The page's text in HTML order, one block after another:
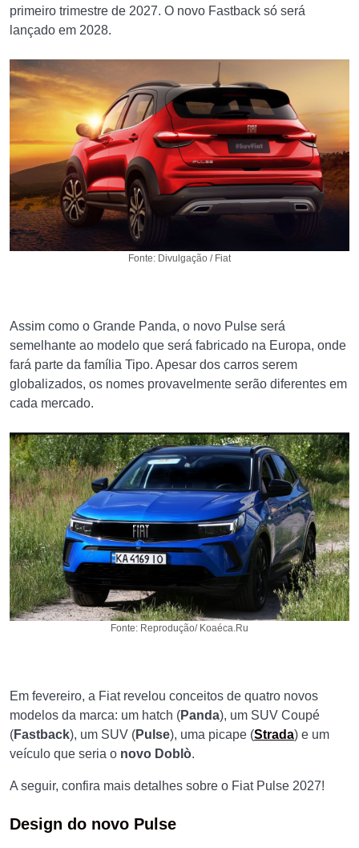
primeiro trimestre de 2027. O novo Fastback só será
lançado em 2028.
Fonte: Divulgação / Fiat
Assim como o Grande Panda, o novo Pulse será
semelhante ao modelo que será fabricado na Europa, onde
fará parte da família Tipo. Apesar dos carros serem
globalizados, os nomes provavelmente serão diferentes em
cada mercado.
Fonte: Reprodução/ Koaéca.Ru
Em fevereiro, a Fiat revelou conceitos de quatro novos
modelos da marca: um hatch (Panda), um SUV Coupé
(Fastback), um SUV (Pulse), uma picape (Strada) e um
veículo que seria o novo Doblò.
A seguir, confira mais detalhes sobre o Fiat Pulse 2027!
Design do novo Pulse